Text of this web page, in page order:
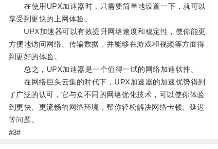
在使用UPX加速器时，只需要简单地设置一下，就可以
享受到更快的上网体验。
UPX加速器可以有效提升网络速度和稳定性，使你能更
方便地访问网络、传输数据，并能够在游戏和视频等方面得
到更好的体验。
总之，UPX加速器是一个值得一试的网络加速软件。
在网络巨头云集的时代下，UPX加速器的加速优势得到
了广泛的认可，它与众不同的网络优化技术，可以使你体验
到更快、更流畅的网络环境，帮你轻松解决网络卡顿、延迟
等问题。
#3#